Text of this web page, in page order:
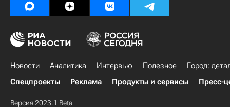
Новости Аналитика Интервью Полезное
Город:
Спецпроекты
Реклама Продукты и сервисы Пресс-
Версия 2023.1 Beta